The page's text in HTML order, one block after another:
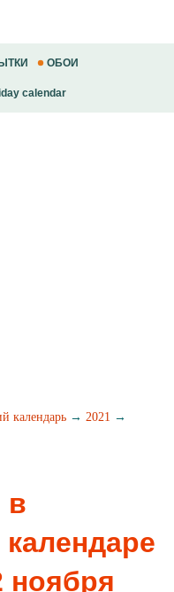
ОБОИ
calendar
календарь → 2021 →
в
ноября